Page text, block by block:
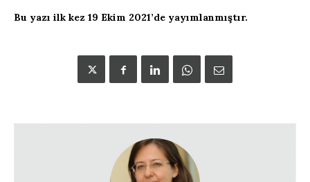
Bu yazı ilk kez 19 Ekim 2021’de yayımlanmıştır.